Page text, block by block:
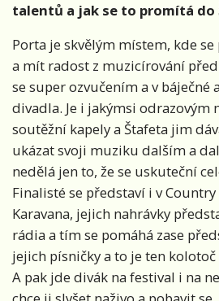
talentů a jak se to promítá do
Porta je skvělým místem, kde
a mít radost z muzicírování
se super ozvučením a v báječné
divadla. Je i jakýmsi odrazovým
soutěžní kapely a Štafeta jim
ukázat svoji muziku dalším a
nedělá jen to, že se uskuteční
Finalisté se představí i v
Karavana, jejich nahrávky
rádia a tím se pomáhá zase
jejich písničky a to je ten
A pak jde divák na festival i na